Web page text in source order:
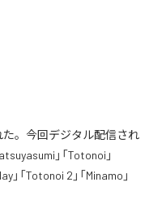
た。今回デジタル配信され
」「Totonoi」
」「Totonoi 2」「Minamo」